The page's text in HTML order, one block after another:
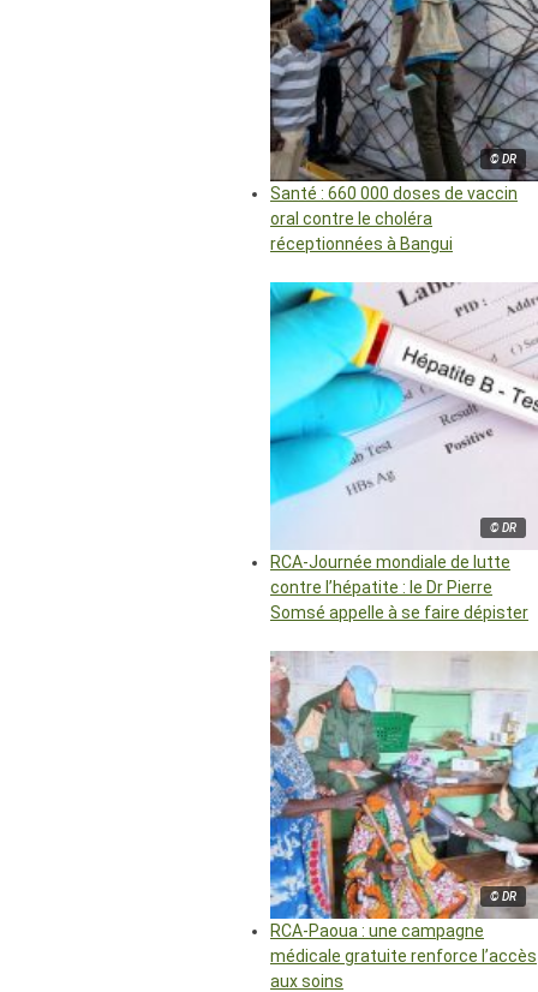
© DR
Santé : 660 000 doses de vaccin
oral contre le choléra
réceptionnées à Bangui
© DR
RCA-Journée mondiale de lutte
contre l’hépatite : le Dr Pierre
Somsé appelle à se faire dépister
© DR
RCA-Paoua : une campagne
médicale gratuite renforce l’accès
aux soins